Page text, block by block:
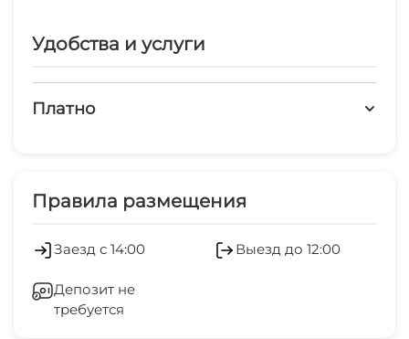
отъезд до 12:00
Удобства и услуги
Платно
Правила размещения
Заезд с 14:00 Выезд до 12:00
Депозит не
требуется